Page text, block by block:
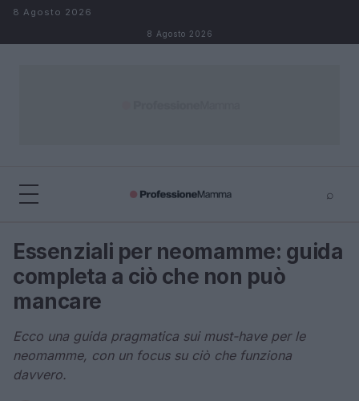
Salta al contenuto
8 Agosto 2026
8 Agosto 2026
⌕
Cerca ⌕ ×
Essenziali per neomamme: guida
completa a ciò che non può
mancare
Ecco una guida pragmatica sui must-have per le
neomamme, con un focus su ciò che funziona
davvero.